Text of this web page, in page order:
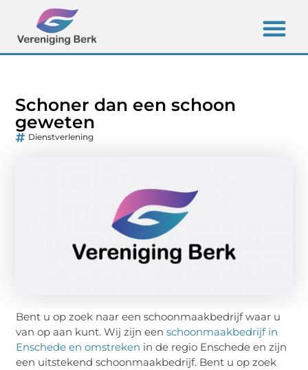
Schoner dan een schoon
geweten
Dienstverlening
Bent u op zoek naar een schoonmaakbedrijf waar u
van op aan kunt. Wij zijn eenschoonmaakbedrijf in
Enschede en omstreken in de regio Enschede en zijn
een uitstekend schoonmaakbedrijf. Bent u op zoek